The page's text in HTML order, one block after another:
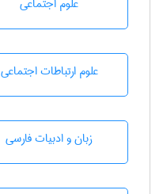
علوم ارتباطات اجتماعی
زبان و ادبيات فارسی